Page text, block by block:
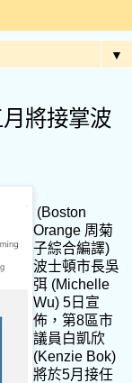
▼
將接掌波
(Boston
Orange 周菊
子綜合編譯)
波士頓市長吳
弭 (Michelle
Wu) 5日宣
佈，第8區市
議員白凱欣
(Kenzie Bok)
將於5月接任